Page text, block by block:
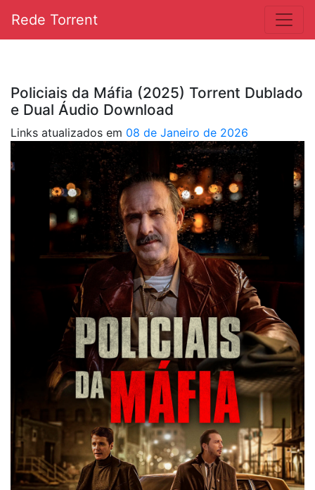
Rede Torrent
Policiais da Máfia (2025) Torrent Dublado
e Dual Áudio Download
Links atualizados em 08 de Janeiro de 2026